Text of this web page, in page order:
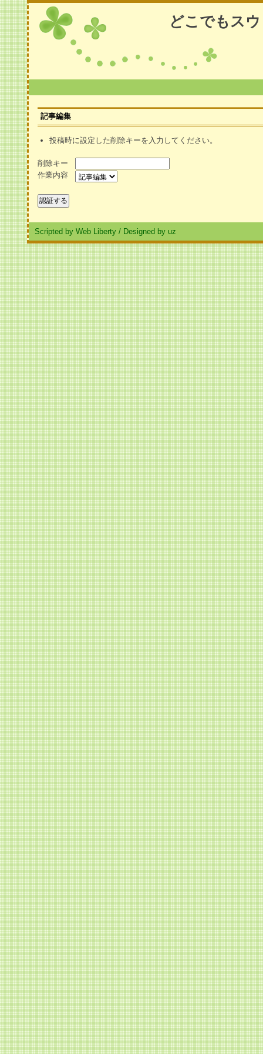
どこでもス
記事編集
投稿時に設定した削除キーを入力してください。
削除キー
作業内容
Scripted by Web Liberty / Designed by uz